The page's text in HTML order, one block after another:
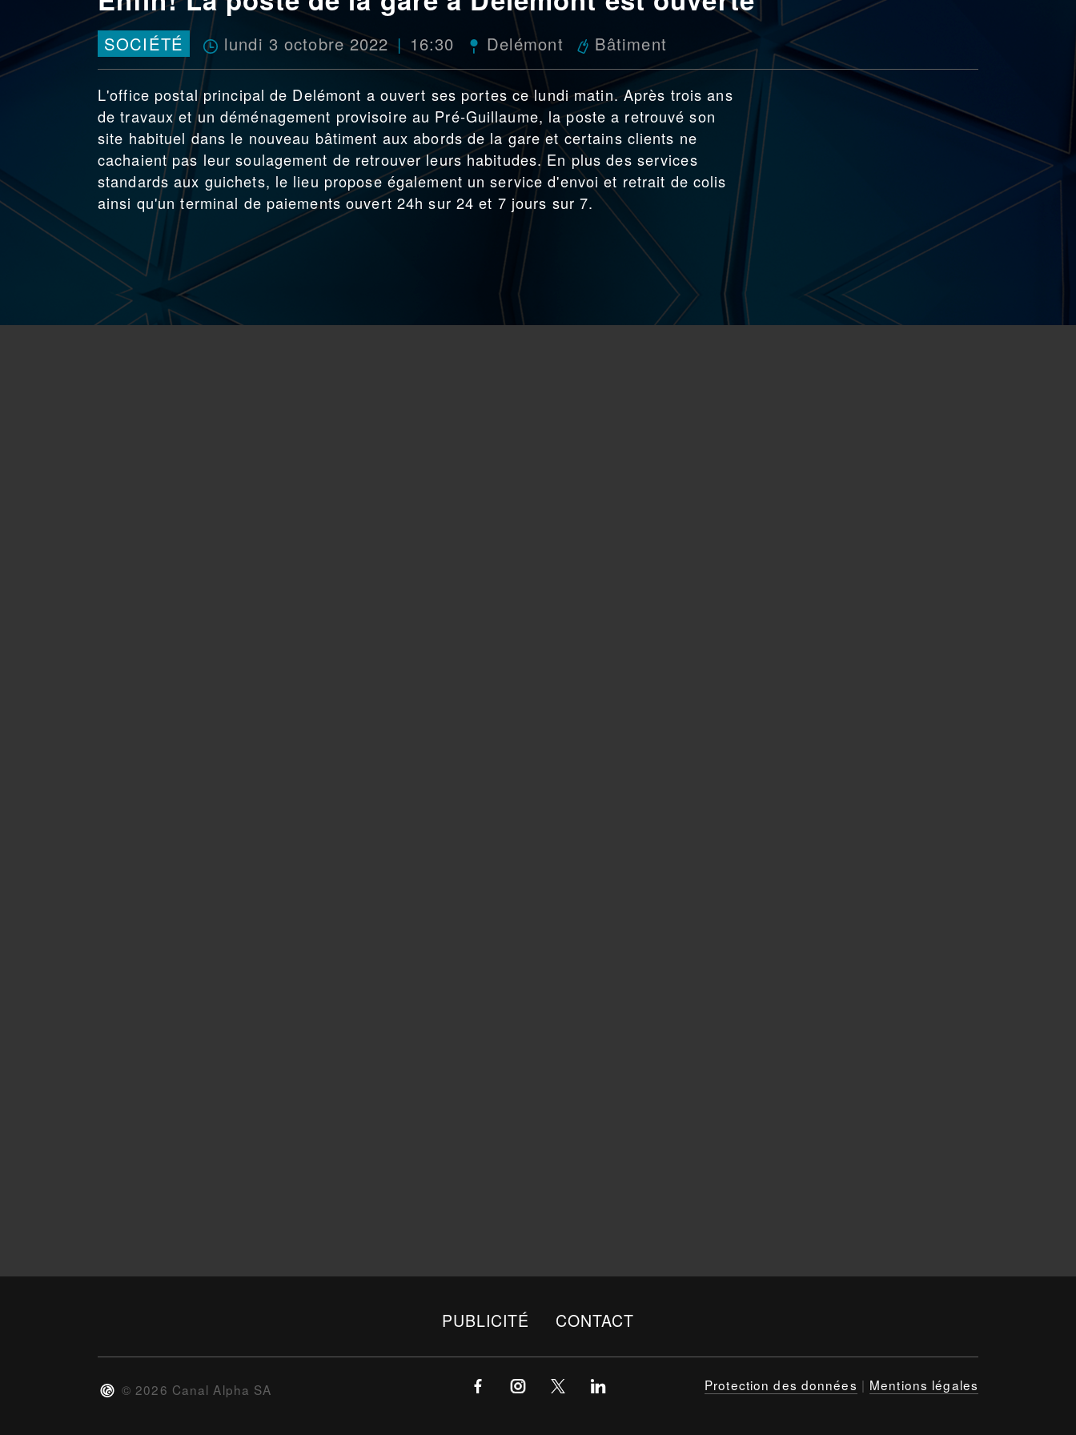
SOCIÉTÉ lundi 3 octobre 2022 16:30 Delémont Bâtiment
L'office postal principal de Delémont a ouvert ses portes ce lundi matin. Après trois ans
de travaux et un déménagement provisoire au Pré-Guillaume, la poste a retrouvé son
site habituel dans le nouveau bâtiment aux abords de la gare et certains clients ne
cachaient pas leur soulagement de retrouver leurs habitudes. En plus des services
standards aux guichets, le lieu propose également un service d'envoi et retrait de colis
ainsi qu'un terminal de paiements ouvert 24h sur 24 et 7 jours sur 7.
PUBLICITÉ CONTACT
© 2026 Canal Alpha SA Protection des données | Mentions légales